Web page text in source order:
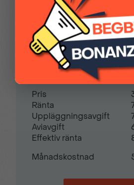
Takrails
Trådlös mobilladdare
Kontantinsats97 475,00 kr
Avbetalningstid60
Restvärde0%
Pris
Ränta
Uppläggningsavgift
Aviavgift
Effektiv ränta
Månadskostnad